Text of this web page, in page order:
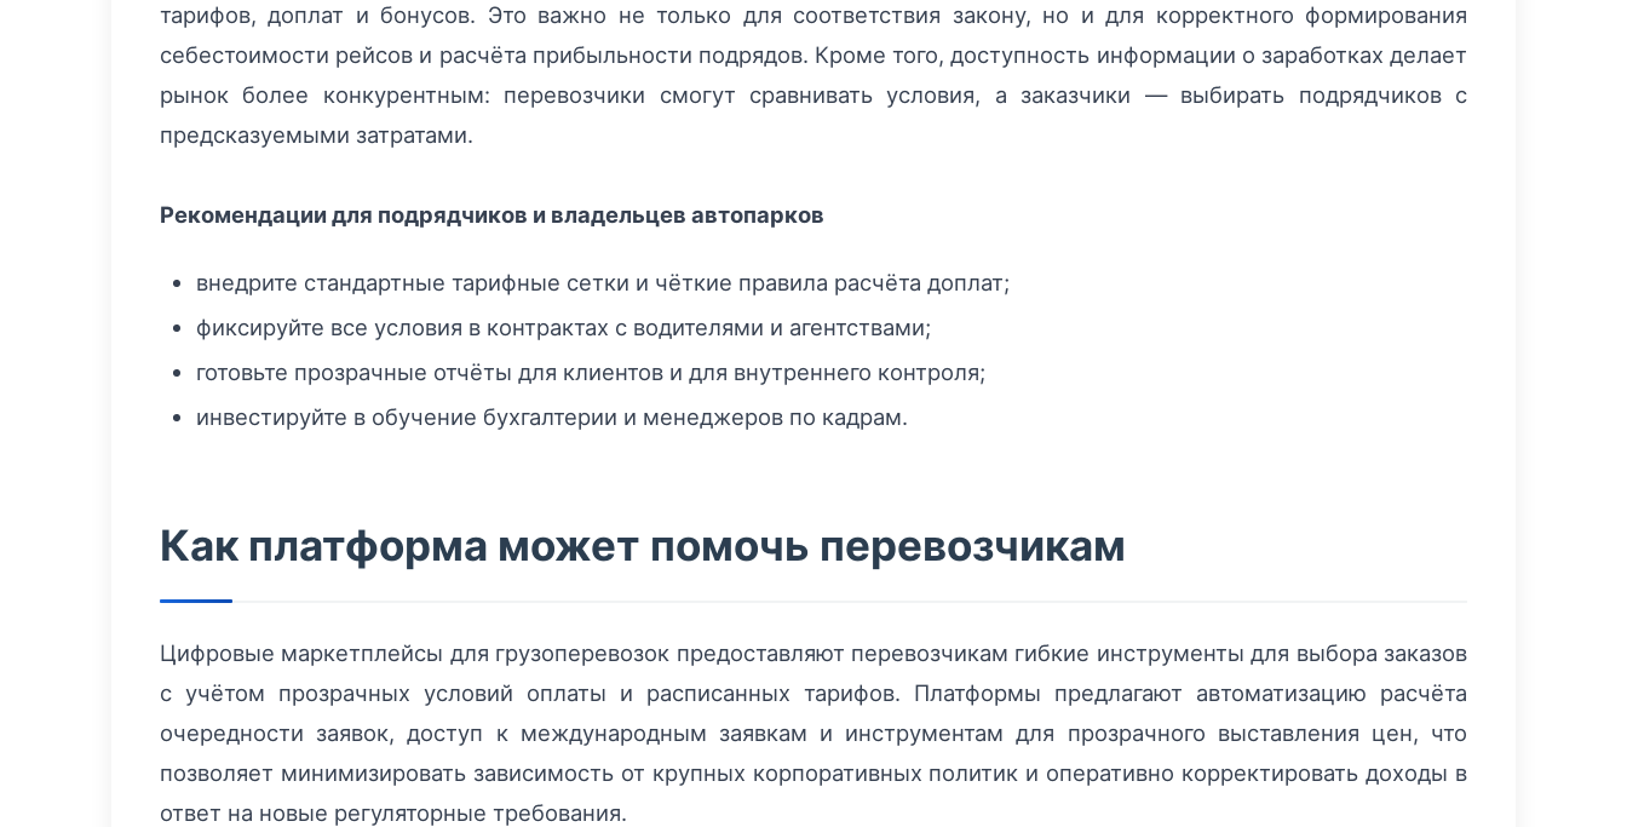
тарифов, доплат и бонусов. Это важно не только для соответствия закону, но и для корректного формирования
себестоимости рейсов и расчёта прибыльности подрядов. Кроме того, доступность информации о заработках делает
рынок более конкурентным: перевозчики смогут сравнивать условия, а заказчики — выбирать подрядчиков с
предсказуемыми затратами.
Рекомендации для подрядчиков и владельцев автопарков
внедрите стандартные тарифные сетки и чёткие правила расчёта доплат;
фиксируйте все условия в контрактах с водителями и агентствами;
готовьте прозрачные отчёты для клиентов и для внутреннего контроля;
инвестируйте в обучение бухгалтерии и менеджеров по кадрам.
Как платформа может помочь перевозчикам
Цифровые маркетплейсы для грузоперевозок предоставляют перевозчикам гибкие инструменты для выбора заказов
с учётом прозрачных условий оплаты и расписанных тарифов. Платформы предлагают автоматизацию расчёта
очередности заявок, доступ к международным заявкам и инструментам для прозрачного выставления цен, что
позволяет минимизировать зависимость от крупных корпоративных политик и оперативно корректировать доходы в
ответ на новые регуляторные требования.